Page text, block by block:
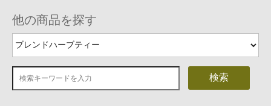
他の商品を探す
検索